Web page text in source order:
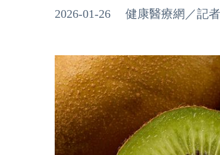
2026-01-26 健康醫療網／記